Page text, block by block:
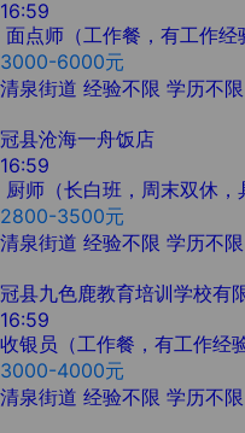
16:59
面点师（工作餐，有工作经
3000-6000元
清泉街道 经验不限 学历不限
冠县沧海一舟饭店
16:59
厨师（长白班，周末双休，
2800-3500元
清泉街道 经验不限 学历不限
冠县九色鹿教育培训学校有
16:59
收银员（工作餐，有工作经
3000-4000元
清泉街道 经验不限 学历不限